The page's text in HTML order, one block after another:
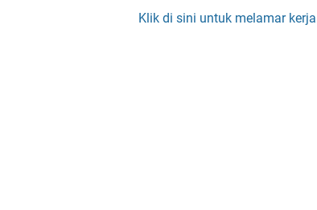
Klik di sini untuk melamar